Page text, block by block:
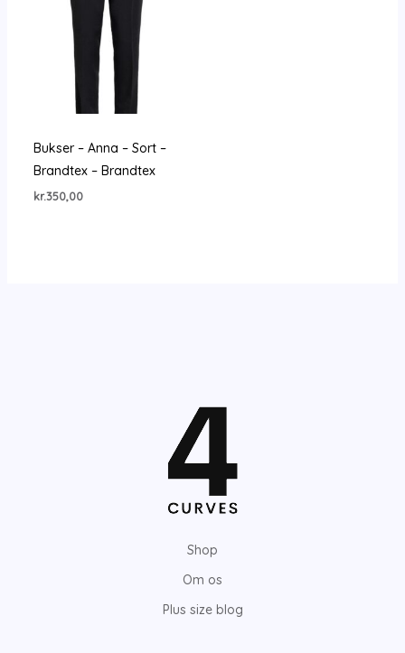
Bukser – Anna – Sort –
Brandtex – Brandtex
kr.350,00
Shop
Om os
Plus size blog